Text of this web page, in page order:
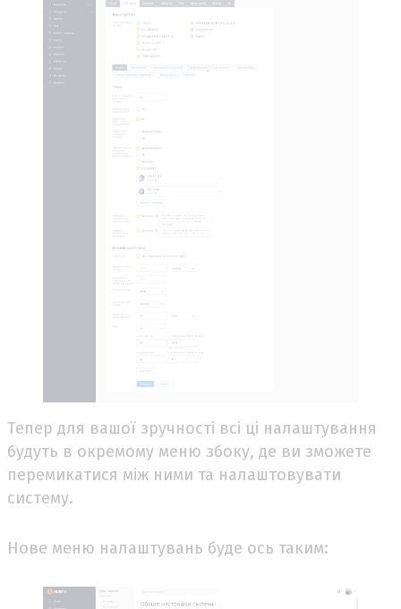
Тепер для вашої зручності всі ці налаштування
будуть в окремому меню збоку, де ви зможете
перемикатися між ними та налаштовувати
систему.
Нове меню налаштувань буде ось таким: